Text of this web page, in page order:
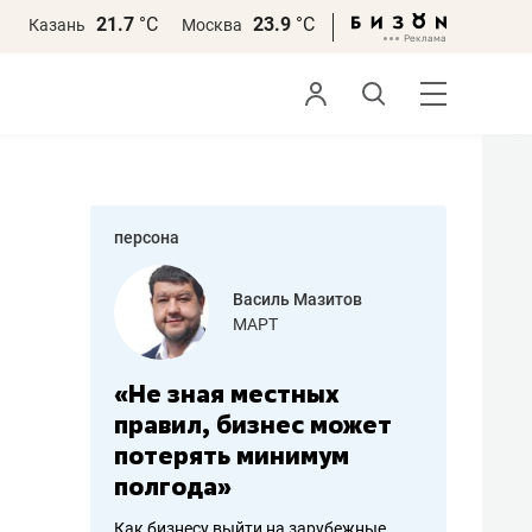
Казань 21.7 °С Москва 23.9 °С
персона
работа
Василь Мазитов
МАРТ
«Не зная местных
правил, бизнес может
потерять минимум
полгода»